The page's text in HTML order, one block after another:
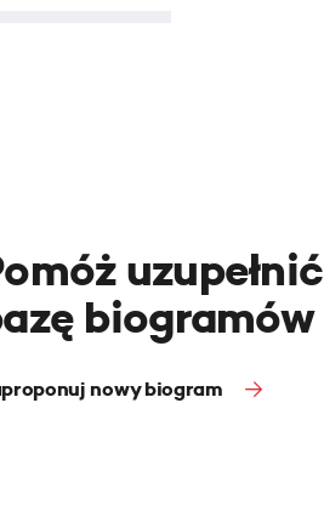
uzupełnić
biogramów
nowy biogram